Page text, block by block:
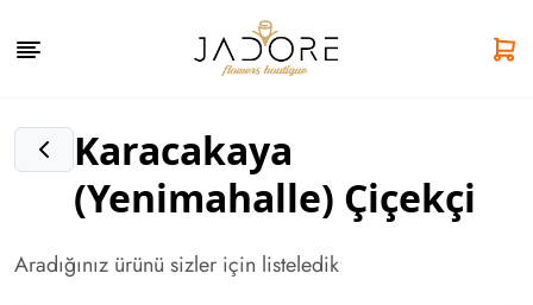
Karacakaya
(Yenimahalle) Çiçekçi
Aradığınız ürünü sizler için listeledik